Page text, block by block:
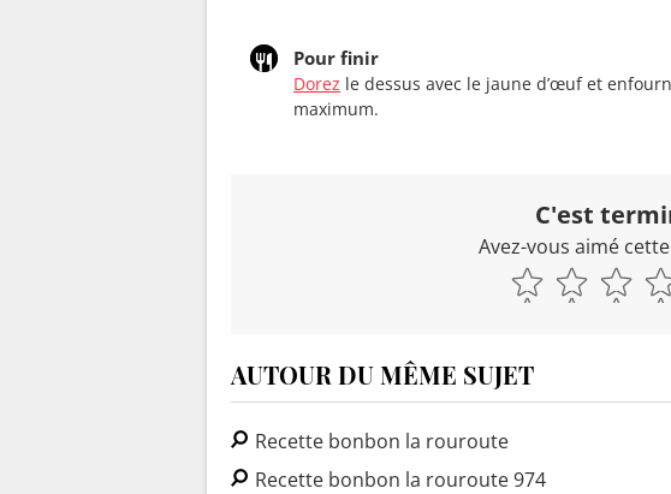
Pour finir
Dorez le dessus avec le jaune d’œuf et
maximum.
C'est
Avez-vous aimé
AUTOUR DU MÊME SUJET
Recette bonbon la rouroute
Recette bonbon la rouroute 974